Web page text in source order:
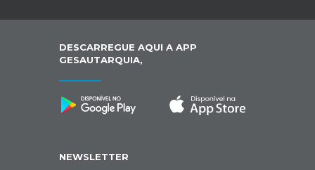
DESCARREGUE AQUI A APP
GESAUTARQUIA,
NEWSLETTER